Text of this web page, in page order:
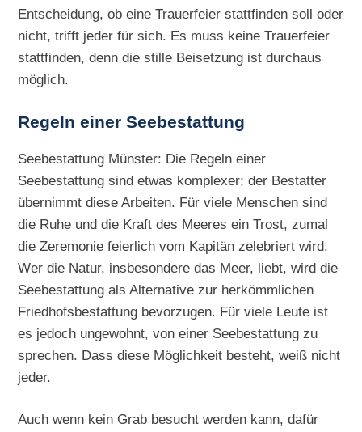
Entscheidung, ob eine Trauerfeier stattfinden soll oder
nicht, trifft jeder für sich. Es muss keine Trauerfeier
stattfinden, denn die stille Beisetzung ist durchaus
möglich.
Regeln einer Seebestattung
Seebestattung Münster: Die Regeln einer
Seebestattung sind etwas komplexer; der Bestatter
übernimmt diese Arbeiten. Für viele Menschen sind
die Ruhe und die Kraft des Meeres ein Trost, zumal
die Zeremonie feierlich vom Kapitän zelebriert wird.
Wer die Natur, insbesondere das Meer, liebt, wird die
Seebestattung als Alternative zur herkömmlichen
Friedhofsbestattung bevorzugen. Für viele Leute ist
es jedoch ungewohnt, von einer Seebestattung zu
sprechen. Dass diese Möglichkeit besteht, weiß nicht
jeder.
Auch wenn kein Grab besucht werden kann, dafür